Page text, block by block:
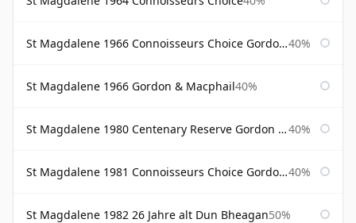
St Magdalene 1966 Connoisseurs Choice Gordon & Macphail 40%
St Magdalene 1966 Gordon & Macphail40%
St Magdalene 1980 Centenary Reserve Gordon & Macphail 40%
St Magdalene 1981 Connoisseurs Choice Gordon & Macphail 40%
St Magdalene 1982 26 Jahre alt Dun Bheagan50%